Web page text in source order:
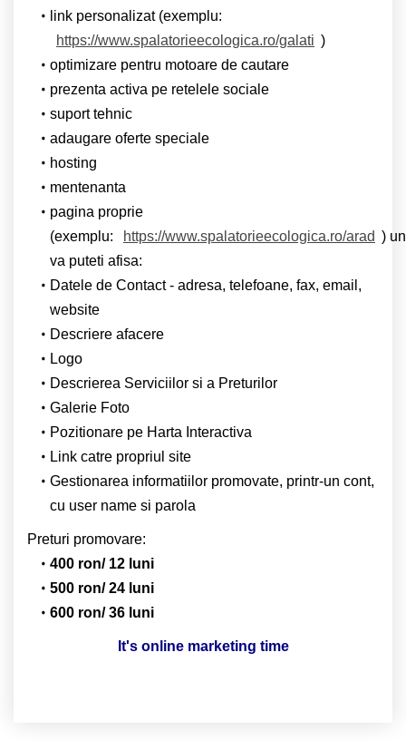
link personalizat (exemplu:
https://www.spalatorieecologica.ro/galati )
optimizare pentru motoare de cautare
prezenta activa pe retelele sociale
suport tehnic
adaugare oferte speciale
hosting
mentenanta
pagina proprie
(exemplu:
https://www.spalatorieecologica.ro/arad )
va puteti afisa:
Datele de Contact - adresa, telefoane, fax, email,
website
Descriere afacere
Logo
Descrierea Serviciilor si a Preturilor
Galerie Foto
Pozitionare pe Harta Interactiva
Link catre propriul site
Gestionarea informatiilor promovate, printr-un cont,
cu user name si parola
Preturi promovare:
400 ron/ 12 luni
500 ron/ 24 luni
600 ron/ 36 luni
It's online marketing time